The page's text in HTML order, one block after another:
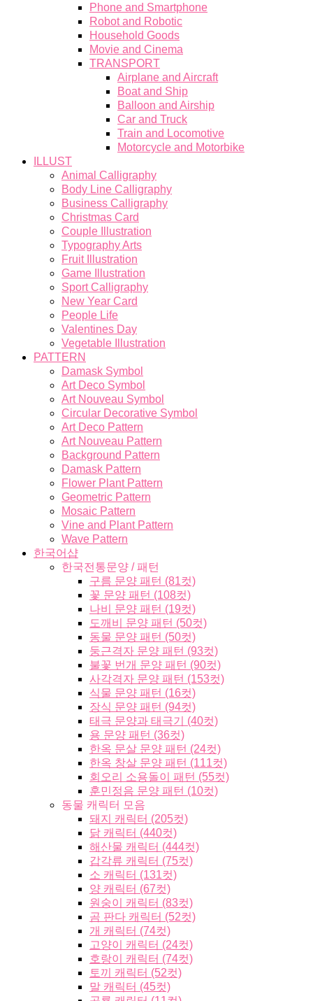
Phone and Smartphone
Robot and Robotic
Household Goods
Movie and Cinema
TRANSPORT
Airplane and Aircraft
Boat and Ship
Balloon and Airship
Car and Truck
Train and Locomotive
Motorcycle and Motorbike
ILLUST
Animal Calligraphy
Body Line Calligraphy
Business Calligraphy
Christmas Card
Couple Illustration
Typography Arts
Fruit Illustration
Game Illustration
Sport Calligraphy
New Year Card
People Life
Valentines Day
Vegetable Illustration
PATTERN
Damask Symbol
Art Deco Symbol
Art Nouveau Symbol
Circular Decorative Symbol
Art Deco Pattern
Art Nouveau Pattern
Background Pattern
Damask Pattern
Flower Plant Pattern
Geometric Pattern
Mosaic Pattern
Vine and Plant Pattern
Wave Pattern
한국어샵
한국전통문양 / 패턴
구름 문양 패턴 (81컷)
꽃 문양 패턴 (108컷)
나비 문양 패턴 (19컷)
도깨비 문양 패턴 (50컷)
동물 문양 패턴 (50컷)
둥근격자 문양 패턴 (93컷)
불꽃 번개 문양 패턴 (90컷)
사각격자 문양 패턴 (153컷)
식물 문양 패턴 (16컷)
장식 문양 패턴 (94컷)
태극 문양과 태극기 (40컷)
용 문양 패턴 (36컷)
한옥 문살 문양 패턴 (24컷)
한옥 창살 문양 패턴 (111컷)
회오리 소용돌이 패턴 (55컷)
훈민정음 문양 패턴 (10컷)
동물 캐릭터 모음
돼지 캐릭터 (205컷)
닭 캐릭터 (440컷)
해산물 캐릭터 (444컷)
갑각류 캐릭터 (75컷)
소 캐릭터 (131컷)
양 캐릭터 (67컷)
원숭이 캐릭터 (83컷)
곰 판다 캐릭터 (52컷)
개 캐릭터 (74컷)
고양이 캐릭터 (24컷)
호랑이 캐릭터 (74컷)
토끼 캐릭터 (52컷)
말 캐릭터 (45컷)